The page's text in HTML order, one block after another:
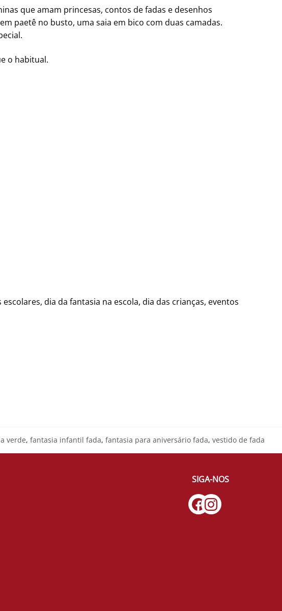
que amam princesas, contos de fadas e desenhos
paetê no busto, uma saia em bico com duas camadas.
o habitual.
dia da fantasia na escola, dia das crianças, eventos
verde, fantasia infantil fada, fantasia para aniversário fada, vestido de fada
SIGA-NOS